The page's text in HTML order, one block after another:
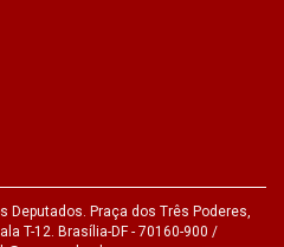
Deputados. Praça dos Três Poderes,
T-12. Brasília-DF - 70160-900 /